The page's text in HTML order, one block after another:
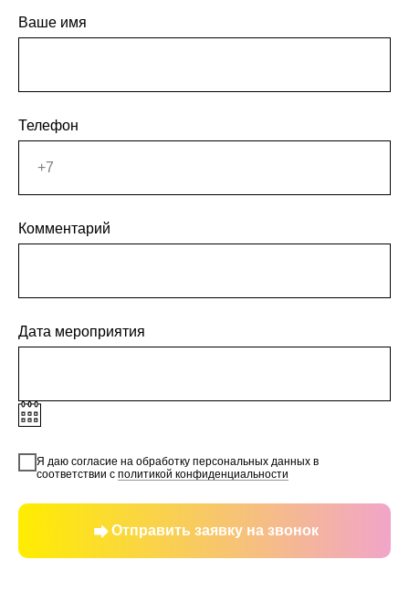
Ваше имя
Телефон
Комментарий
Дата мероприятия
Я даю согласие на обработку персональных данных в
соответствии с политикой конфиденциальности
Отправить заявку на звонок